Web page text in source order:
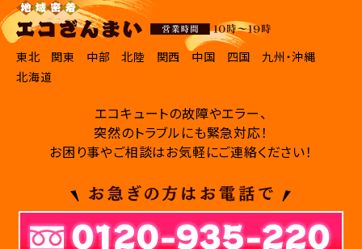
東北 関東 中部 北陸 関西 中国 四国
九州・沖縄
北海道
エコキュートの故障やエラー、
突然のトラブルにも緊急対応！
お困り事やご相談はお気軽にご連絡ください！